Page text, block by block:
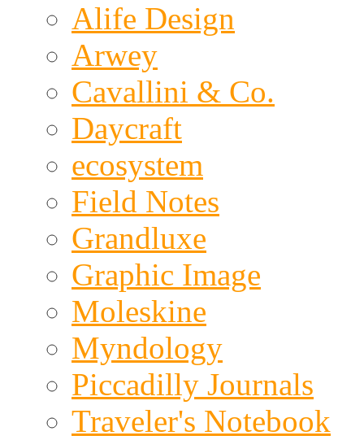
Alife Design
Arwey
Cavallini & Co.
Daycraft
ecosystem
Field Notes
Grandluxe
Graphic Image
Moleskine
Myndology
Piccadilly Journals
Traveler's Notebook